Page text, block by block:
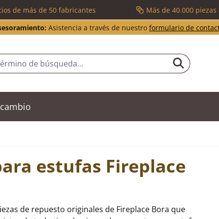
de más de 50 fabricantes
Más de 40.000
Asistencia a través de nuestro formulario de
estufas Fireplace
de repuesto originales de Fireplace Bora que